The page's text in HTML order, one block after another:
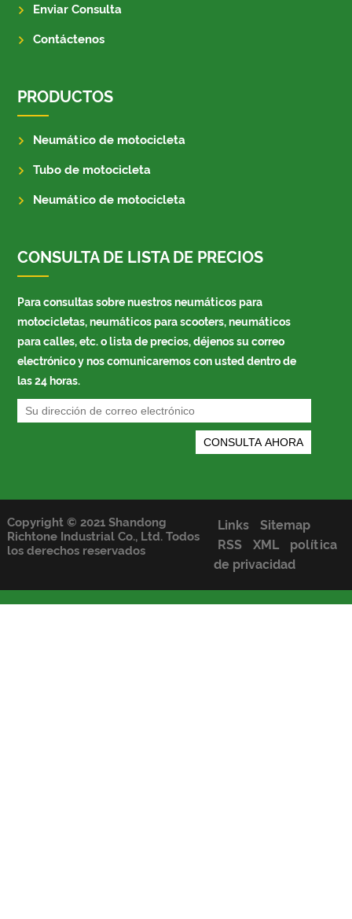
Enviar Consulta
Contáctenos
PRODUCTOS
Neumático de motocicleta
Tubo de motocicleta
Neumático de motocicleta
CONSULTA DE LISTA DE PRECIOS
Para consultas sobre nuestros neumáticos para
motocicletas, neumáticos para scooters, neumáticos
para calles, etc. o lista de precios, déjenos su correo
electrónico y nos comunicaremos con usted dentro de
las 24 horas.
Copyright © 2021 Shandong
Richtone Industrial Co., Ltd. Todos
los derechos reservados
Links
Sitemap
RSS
XML
política
de privacidad